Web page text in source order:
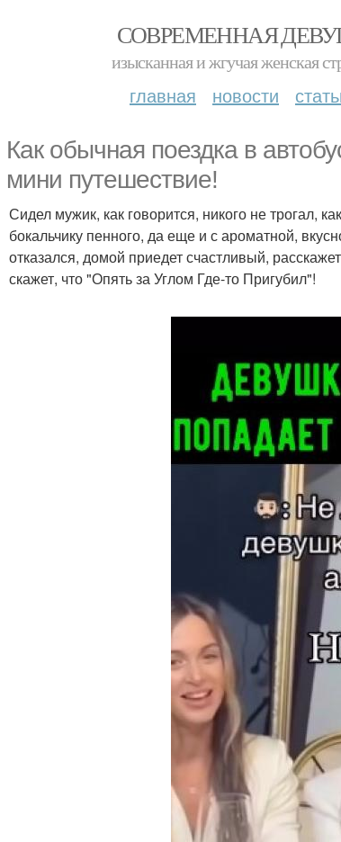
СОВРЕМЕННАЯ
изысканная и жгучая женская
главная новости
Как обычная поездка в
мини путешествие!
Сидел мужик, как говорится, никого не трогал,
бокальчику пенного, да еще и с ароматной,
отказался, домой приедет счастливый,
скажет, что "Опять за Углом Где-то Пригубил"!